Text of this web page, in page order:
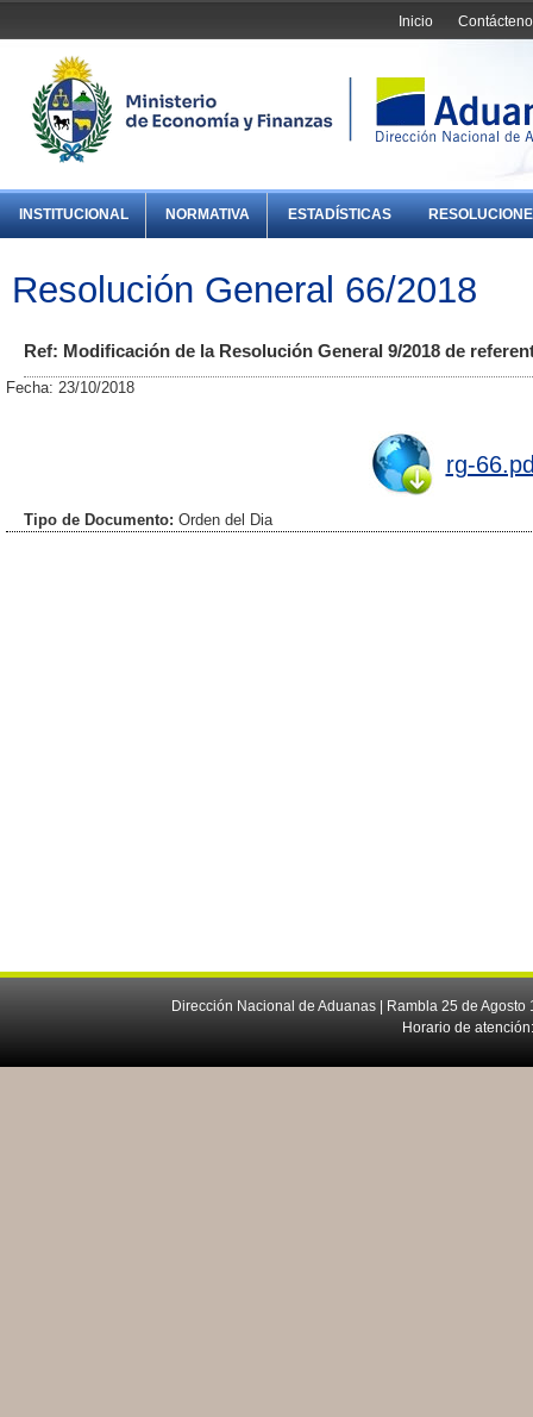
Inicio
INSTITUCIONAL NORMATIVA ESTADÍSTICAS
Resolución General 66/2018
Ref: Modificación de la Resolución General 9/2018 de
Fecha: 23/10/2018
rg-
Tipo de Documento: Orden del Dia
Dirección Nacional de Aduanas | Rambla 25 de
Horario de